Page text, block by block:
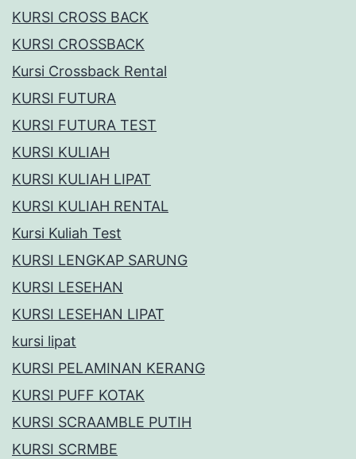
KURSI CROSS BACK
KURSI CROSSBACK
Kursi Crossback Rental
KURSI FUTURA
KURSI FUTURA TEST
KURSI KULIAH
KURSI KULIAH LIPAT
KURSI KULIAH RENTAL
Kursi Kuliah Test
KURSI LENGKAP SARUNG
KURSI LESEHAN
KURSI LESEHAN LIPAT
kursi lipat
KURSI PELAMINAN KERANG
KURSI PUFF KOTAK
KURSI SCRAAMBLE PUTIH
KURSI SCRMBE